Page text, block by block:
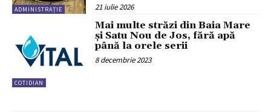
ADMINISTRAȚIE 21 iulie 2026
COTIDIAN
Mai multe străzi din Baia Mare
și Satu Nou de Jos, fără apă
până la orele serii
8 decembrie 2023